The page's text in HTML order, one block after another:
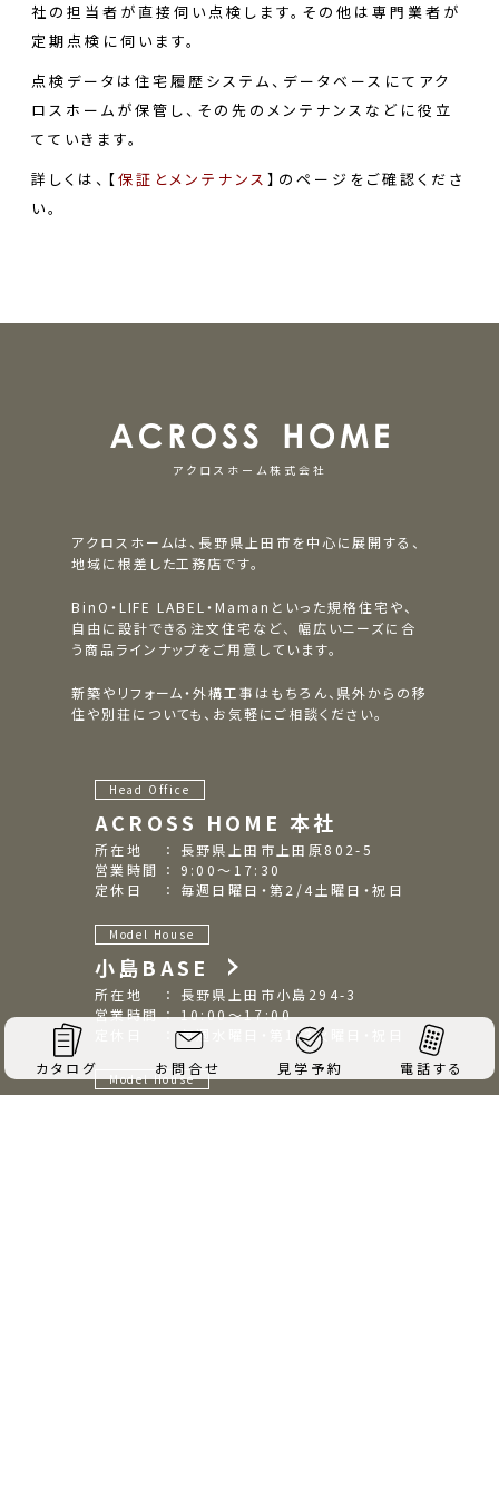
社の担当者が直接伺い点検します。その他は専門業者が
定期点検に伺います。
点検データは住宅履歴システム、データベースにてアク
ロスホームが保管し、その先のメンテナンスなどに役立
てていきます。
詳しくは、【保証とメンテナンス 】のページをご確認くださ
い。
カタログ お問合せ 見学予約 電話する
アクロスホーム株式会社
アクロスホームは、長野県上田市を中心に展開する、
地域に根差した工務店です。
BinO・LIFE LABEL・Mamanといった規格住宅や、
自由に設計できる注文住宅など、
幅広いニーズに合
う商品ラインナップをご用意しています。
新築やリフォーム・外構工事はもちろん、県外からの移
住や別荘についても、お気軽にご相談ください。
Head Office
ACROSS HOME 本社
所在地 ： 長野県上田市上田原802-5
営業時間 ： 9:00～17:30
定休日 ： 毎週日曜日・第2/4土曜日・祝日
Model House
小島BASE
所在地 ： 長野県上田市小島294-3
営業時間 ： 10:00～17:00
定休日 ： 毎週水曜日・第1/3火曜日・祝日
Model House